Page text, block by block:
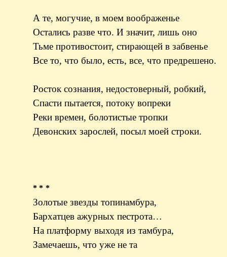
А те, могучие, в моем воображенье
Остались разве что. И значит, лишь оно
Тьме противостоит, стирающей в забвенье
Все то, что было, есть, все, что предрешено.
Росток сознания, недостоверный, робкий,
Спасти пытается, потоку вопреки
Реки времен, болотистые тропки
Девонских зарослей, посыл моей
* * *
Золотые звезды топинамбура,
Бархатцев ажурных пестрота…
На платформу выходя из тамбура,
Замечаешь, что уже не та